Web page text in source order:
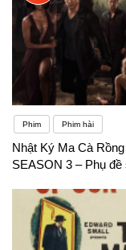
Phim Phim hài
Nhật Ký Ma Cà
SEASON 3 – Phụ